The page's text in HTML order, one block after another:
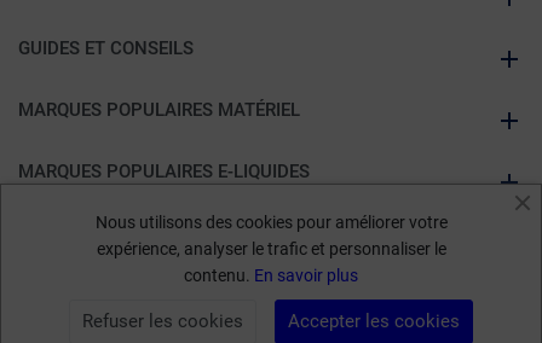
GUIDES ET CONSEILS
MARQUES POPULAIRES MATÉRIEL
MARQUES POPULAIRES E-LIQUIDES
À PROPOS DE KUMULUS VAPE
Marchand approuvé par la Société des Avis Garantis,cliquez ici pour
vérifier.
Nous utilisons des cookies pour améliorer votre
expérience, analyser le trafic et personnaliser le
contenu. En savoir plus
Accepter les cookies
Refuser les cookies